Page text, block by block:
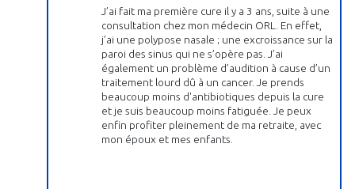
J’ai fait ma première cure il y a 3 ans, suite à une
consultation chez mon médecin ORL. En effet,
j’ai une polypose nasale ; une excroissance sur la
paroi des sinus qui ne s’opère pas. J’ai
également un problème d’audition à cause d’un
traitement lourd dû à un cancer. Je prends
beaucoup moins d'antibiotiques depuis la cure
et je suis beaucoup moins fatiguée. Je peux
enfin profiter pleinement de ma retraite, avec
mon époux et mes enfants.